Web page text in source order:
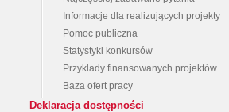
Informacje dla realizujących projekty
Pomoc publiczna
Statystyki konkursów
Przykłady finansowanych projektów
Baza ofert pracy
Deklaracja dostępności